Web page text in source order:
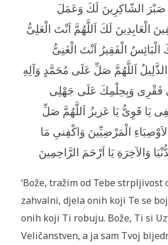
صَبْرَ الشّاكِرِينَ لَكَ وَعَمَلَ
الْعَابِدِينَ لَكَ اَللَّهُمَّ اَنْتَ الْعَلِىُّ
الْبَائِسُ الْفَقِيرُ اَنْتَ الْغَنِىُّ
الذَّلِيلُ اَللَّهُمَّ صَلِّ عَلَى مُحَمَّدٍ وَآلِهِ
فَقْرِى وَبِحِلْمِكَ عَلَى جَهْلِى
يَا قَوِىُّ يَا عَزيزُ اَللَّهُمَّ صَلِّ
الْمَرْضِيِّينَ وَاكْفِنىِ مَا
وَالآخِرَةِ يَا اَرْحَمَ الرَّاحِمِينَ
‘Bože, tražim od Tebe
zahvalni, djela onih koji Te se
onih koji Ti robuju. Bože, Ti si
Veličanstven, a ja sam Tvoj